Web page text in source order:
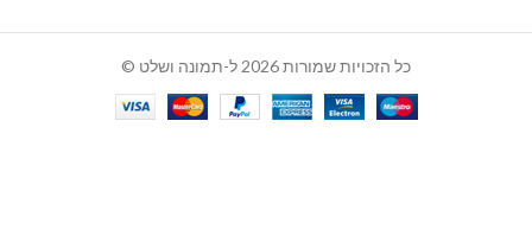
כל הזכויות שמורות 2026 ל-תמונה ושלט ©